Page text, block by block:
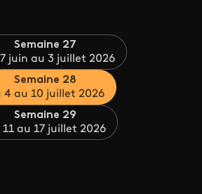
Semaine 27
juin au 3 juillet 2026
Semaine 28
4 au 10 juillet 2026
Semaine 29
11 au 17 juillet 2026